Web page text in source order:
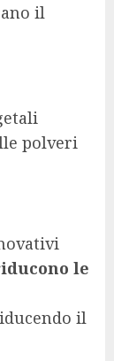
il
polveri
le
il